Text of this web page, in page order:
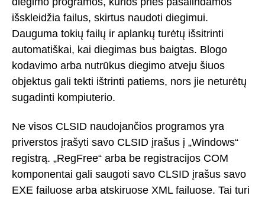
išskleidžia failus, skirtus naudoti diegimui.
Dauguma tokių failų ir aplankų turėtų išsitrinti
automatiškai, kai diegimas bus baigtas. Blogo
kodavimo arba nutrūkus diegimo atveju šiuos
objektus gali tekti ištrinti patiems, nors jie neturėtų
sugadinti kompiuterio.
Ne visos CLSID naudojančios programos yra
priverstos įrašyti savo CLSID įrašus į „Windows“
registrą. „RegFree“ arba be registracijos COM
komponentai gali saugoti savo CLSID įrašus savo
EXE failuose arba atskiruose XML failuose. Tai turi